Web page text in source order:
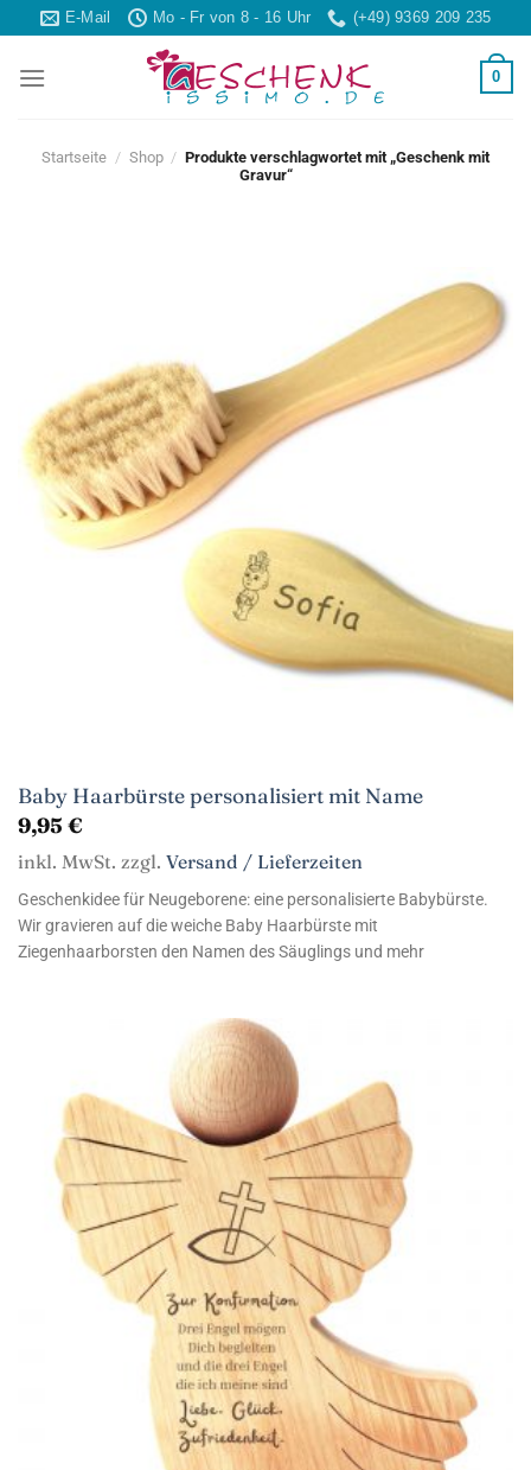
to
content
E-Mail Mo - Fr von 8 - 16 Uhr (+49) 9369 209 235
0
Startseite / Shop / Produkte verschlagwortet mit „Geschenk mit
Gravur“
Baby Haarbürste personalisiert mit Name
9,95 €
inkl. MwSt. zzgl. Versand / Lieferzeiten
Geschenkidee für Neugeborene: eine personalisierte Babybürste.
Wir gravieren auf die weiche Baby Haarbürste mit
Ziegenhaarborsten den Namen des Säuglings und mehr